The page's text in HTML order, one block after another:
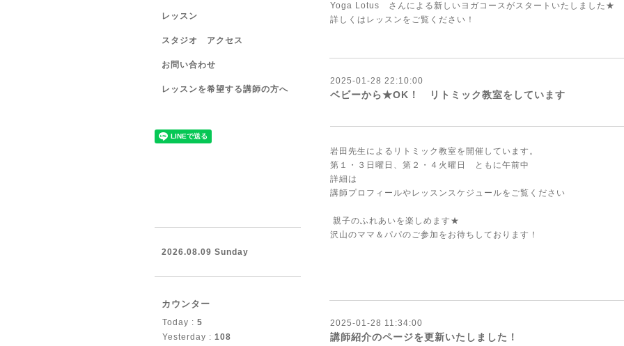
Yoga Lotus さんによる新しいヨガコースがスタートいたしました★
詳しくはレッスンをご覧ください！
2025-01-28 22:10:00
ベビーから★OK！ リトミック教室をしています
岩田先生によるリトミック教室を開催しています。
第１・３日曜日、第２・４火曜日 ともに午前中
詳細は
講師プロフィールやレッスンスケジュールをご覧ください
親子のふれあいを楽しめます★
沢山のママ＆パパのご参加をお待ちしております！
2025-01-28 11:34:00
講師紹介のページを更新いたしました！
レッスン
スタジオ アクセス
お問い合わせ
レッスンを希望する講師の方へ
2026.08.09 Sunday
カウンター
Today : 5
Yesterday : 108